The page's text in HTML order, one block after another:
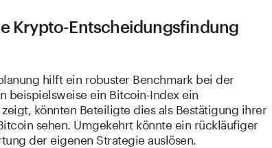
Krypto-Entscheidungsfindung
hilft ein robuster Benchmark bei der
beispielsweise ein Bitcoin-Index ein
könnten Beteiligte dies als Bestätigung ihrer
sehen. Umgekehrt könnte ein rückläufiger
der eigenen Strategie auslösen.